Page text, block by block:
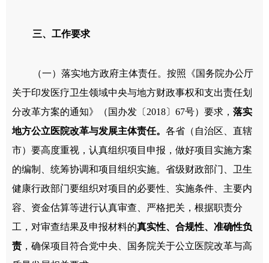
三、工作要求
（一）落实地方政府主体责任。按照《国务院办公厅
关于印发医疗卫生领域中央与地方财政事权和支出责任划
分改革方案的通知》（国办发〔2018〕67号）要求， 落实
地方公立医院改革与发展主体责任。 各省（自治区、直辖
市）要高度重视，认真组织项目申报，做好项目实施方案
的编制、统筹协调和项目组织实施。省级财政部门、卫生
健康行政部门要组织对项目的必要性、实施条件、主要内
容、资金估算等进行认真审查、严格把关，根据职责分
工，对审查结果及申报材料的真实性、合规性、准确性负
责 ，确保项目符合党中央、国务院关于公立医院改革与高